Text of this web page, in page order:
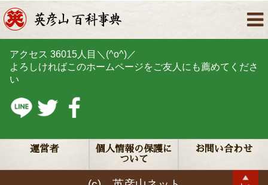
アクセス 36015 人目＼(^o^)／
よろしければこのホームページをご友人にも薦めてくださ
い
運営者
個人情報の保護に
ついて
お問い合わせ